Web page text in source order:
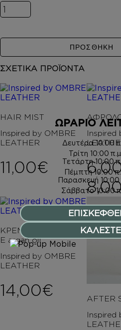
Inspired by OMBRE
ΠΡΟΣΘΗΚΗ
ΣΧΕΤΙΚΑ ΠΡΟΪΟΝΤΑ
HAIR MIST
Inspired by OMBRE
LEATHER
11,00€
Inspired
ΚΡΕΜΑ ΣΩΜΑΤΟΣ Μ
Ε argan oil
Inspired by OMBRE
LEATHER
14,00€
AFTER
Inspired
ΩΡΑΡΙΟ
Δευτέρα10:00
Τρίτη 10:00
Τετάρτη10:00
Πέμπτη10:00
Παρασκευή 10:00
Σάββατο10:00